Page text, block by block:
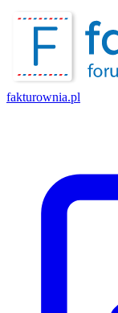
fakturownia.pl